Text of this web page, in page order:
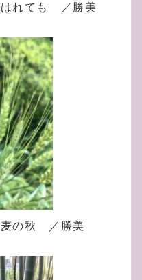
はれても ／勝美
麦の秋 ／勝美